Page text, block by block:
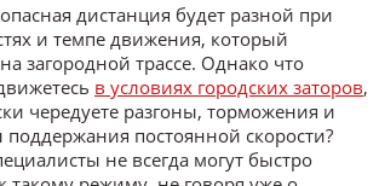
дистанция будет разной при
и темпе движения, который
загородной трассе. Однако что
в условиях городских заторов,
чередуете разгоны, торможения и
постоянной скорости?
не всегда могут быстро